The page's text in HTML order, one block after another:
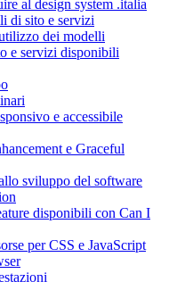
al design system .italia
di sito e servizi
dei modelli
e servizi disponibili
e accessibile
e Graceful
sviluppo del software
disponibili con Can I
per CSS e JavaScript